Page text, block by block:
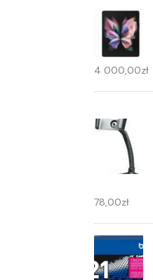
4 000,00zł
78,00zł